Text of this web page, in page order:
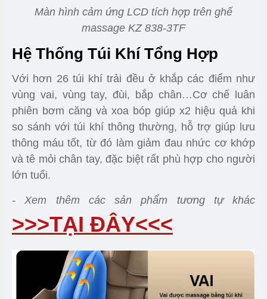
Màn hình cảm ứng LCD tích hợp trên ghế
massage KZ 838-3TF
Hệ Thống Túi Khí Tổng Hợp
Với hơn 26 túi khí trải đều ở khắp các điểm như
vùng vai, vùng tay, đùi, bắp chân…Cơ chế luân
phiên bơm căng và xoa bóp giúp x2 hiệu quả khi
so sánh với túi khí thông thường, hỗ trợ giúp lưu
thông máu tốt, từ đó làm giảm đau nhức cơ khớp
và tê mỏi chân tay, đặc biệt rất phù hợp cho người
lớn tuổi.
- Xem thêm các sản phẩm tương tự khác
>>>TẠI ĐÂY<<<